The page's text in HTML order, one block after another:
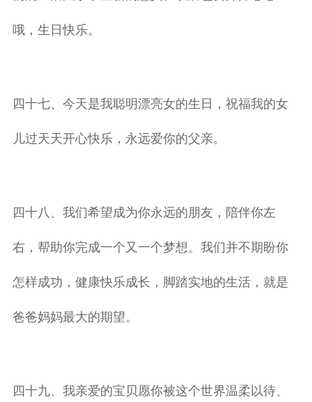
哦，生日快乐。
四十七、今天是我聪明漂亮女的生日，祝福我的女
儿过天天开心快乐，永远爱你的父亲。
四十八、我们希望成为你永远的朋友，陪伴你左
右，帮助你完成一个又一个梦想。我们并不期盼你
怎样成功，健康快乐成长，脚踏实地的生活，就是
爸爸妈妈最大的期望。
四十九、我亲爱的宝贝愿你被这个世界温柔以待、